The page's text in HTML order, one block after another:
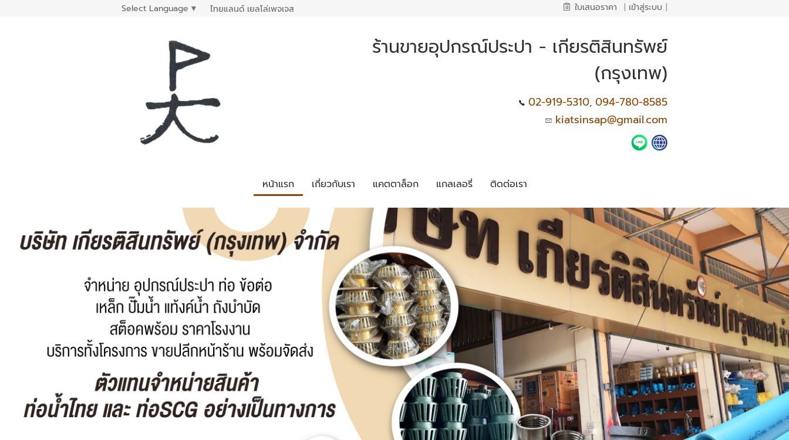
Select Language ▼ ไทยแลนด์ เยลโล่เพจเจส ใบเสนอราคา | เข้าสู่ระบบ |
ร้านขายอุปกรณ์ประปา - เกียรติสินทรัพย์
(กรุงเทพ)
02-919-5310, 094-780-8585
kiatsinsap@gmail.com
หน้าแรก เกี่ยวกับเรา แคตตาล็อก แกลเลอรี่ ติดต่อเรา